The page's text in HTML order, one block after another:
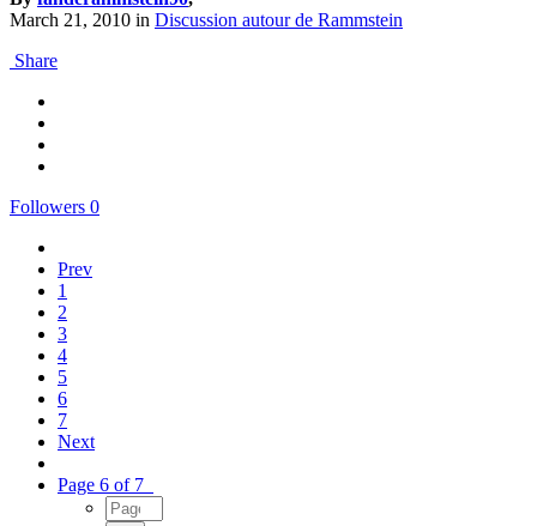
March 21, 2010 in Discussion autour de Rammstein
Share
Followers 0
Prev
1
2
3
4
5
6
7
Next
Page 6 of 7